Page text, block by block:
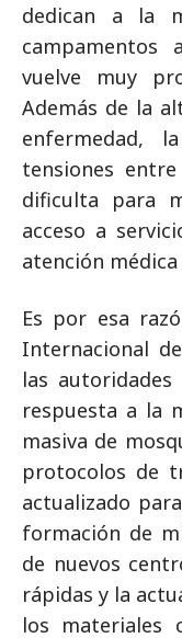
dedican a la
vuelve muy
Además de la
enfermedad,
tensiones
dificulta para
acceso a
atención
Es por esa
Internacional
las
respuesta a la
masiva de
protocolos de
actualizado
formación de
de nuevos
rápidas y la
los materiales